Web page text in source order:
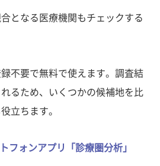
となる医療機関もチェックする
不要で無料で使えます。調査結
るため、いくつかの候補地を比
立ちます。
フォンアプリ「診療圏分析」